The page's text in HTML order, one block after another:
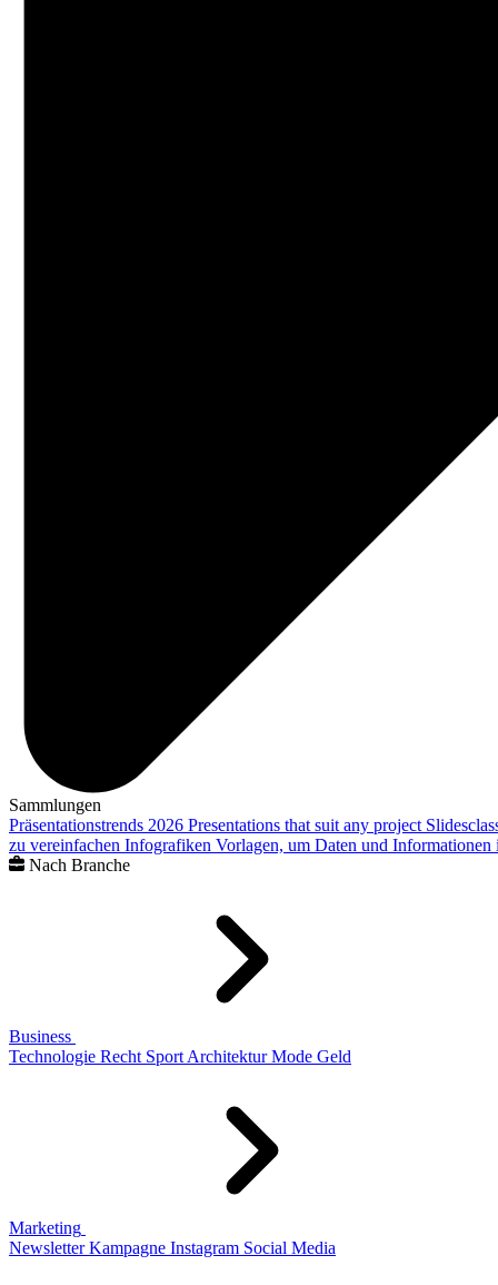
Sammlungen
Präsentationstrends 2026 Presentations that suit any project
zu vereinfachen Infografiken Vorlagen, um Daten und
Nach Branche
Business
Technologie Recht Sport Architektur Mode Geld
Marketing
Newsletter Kampagne Instagram Social Media